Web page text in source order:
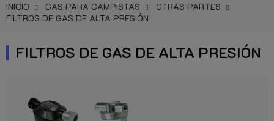
INICIO GAS PARA CAMPISTAS
OTRAS PARTES
FILTROS DE GAS DE ALTA PRESIÓN
FILTROS DE GAS DE ALTA PRESIÓN